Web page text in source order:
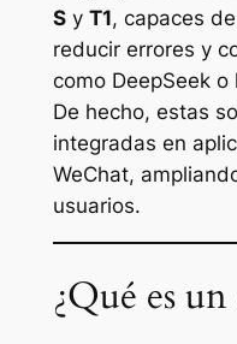
Sy T1, capaces
reducir errores y
como DeepSeek
De hecho, estas
integradas en
WeChat,
usuarios.
¿Qué es